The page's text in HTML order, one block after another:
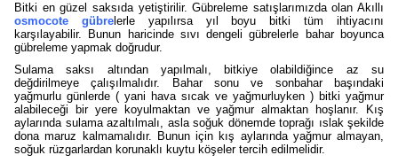
Bitki en güzel saksıda yetiştirilir. Gübreleme satışlarımızda olan Akıllı
osmocote gübrelerle yapılırsa yıl boyu bitki tüm ihtiyacını
karşılayabilir. Bunun haricinde sıvı dengeli gübrelerle bahar boyunca
gübreleme yapmak doğrudur.
Sulama saksı altından yapılmalı, bitkiye olabildiğince az su
değdirilmeye çalışılmalıdır. Bahar sonu ve sonbahar başındaki
yağmurlu günlerde ( yani hava sıcak ve yağmurluyken ) bitki yağmur
alabileceği bir yere koyulmaktan ve yağmur almaktan hoşlanır. Kış
aylarında sulama azaltılmalı, asla soğuk dönemde toprağı ıslak şekilde
dona maruz kalmamalıdır. Bunun için kış aylarında yağmur almayan,
soğuk rüzgarlardan korunaklı kuytu köşeler tercih edilmelidir.